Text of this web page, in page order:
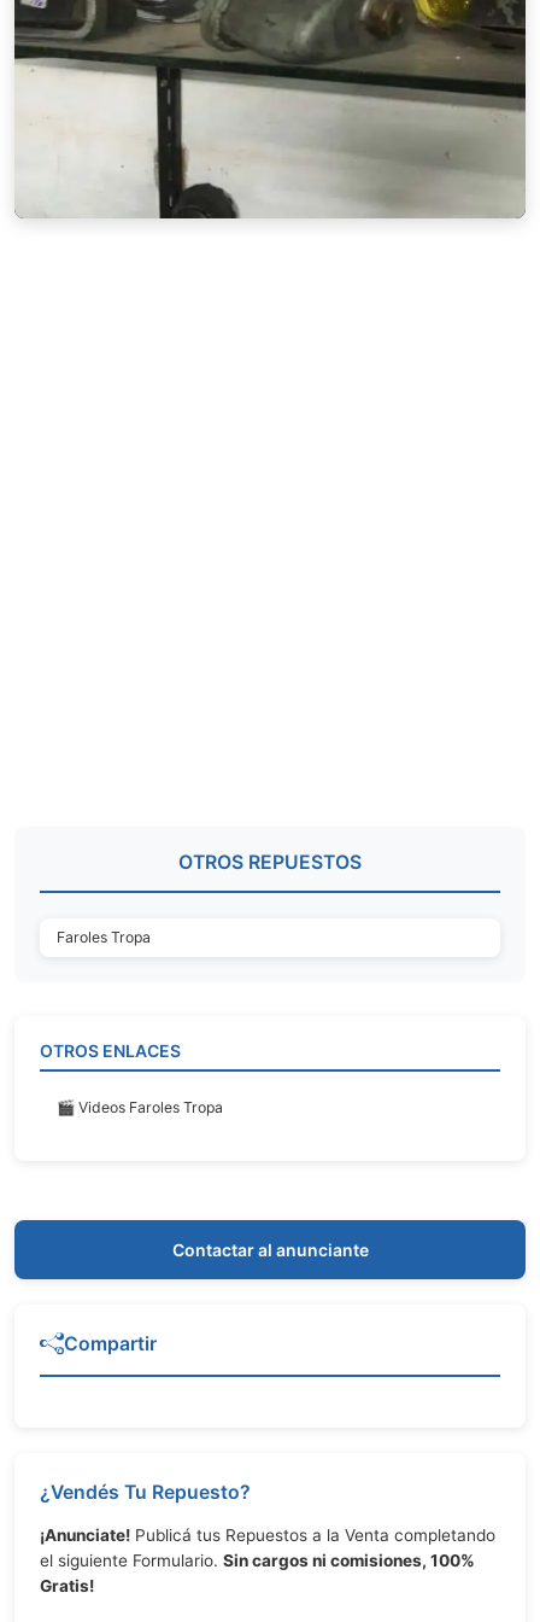
OTROS REPUESTOS
Faroles Tropa
OTROS ENLACES
🎬 Videos Faroles Tropa
Contactar al anunciante
Compartir
¿Vendés Tu Repuesto?
¡Anunciate! Publicá tus Repuestos a la Venta completando
el siguiente Formulario. Sin cargos ni comisiones, 100%
Gratis!